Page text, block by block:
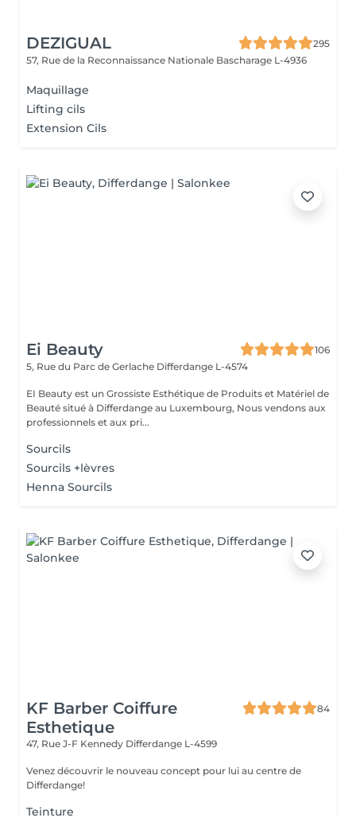
DEZIGUAL
295
57, Rue de la Reconnaissance Nationale Bascharage L-4936
Maquillage
Lifting cils
Extension Cils
Ei Beauty
106
5, Rue du Parc de Gerlache Differdange L-4574
EI Beauty est un Grossiste Esthétique de Produits et Matériel de
Beauté situé à Differdange au Luxembourg, Nous vendons aux
professionnels et aux pri...
Sourcils
Sourcils +lèvres
Henna Sourcils
KF Barber Coiffure
Esthetique
84
47, Rue J-F Kennedy Differdange L-4599
Venez découvrir le nouveau concept pour lui au centre de
Differdange!
Teinture